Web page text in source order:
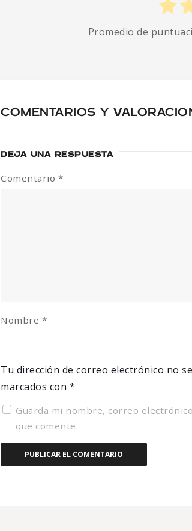
Promedio de
COMENTARIOS Y
DEJA UNA RESPUESTA
Tu dirección de correo electrónico no
marcados con *
Comentario *
Nombre *
Guarda mi nombre, correo
que comente.